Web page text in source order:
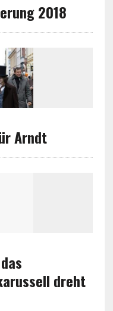
2018
Arndt
dreht